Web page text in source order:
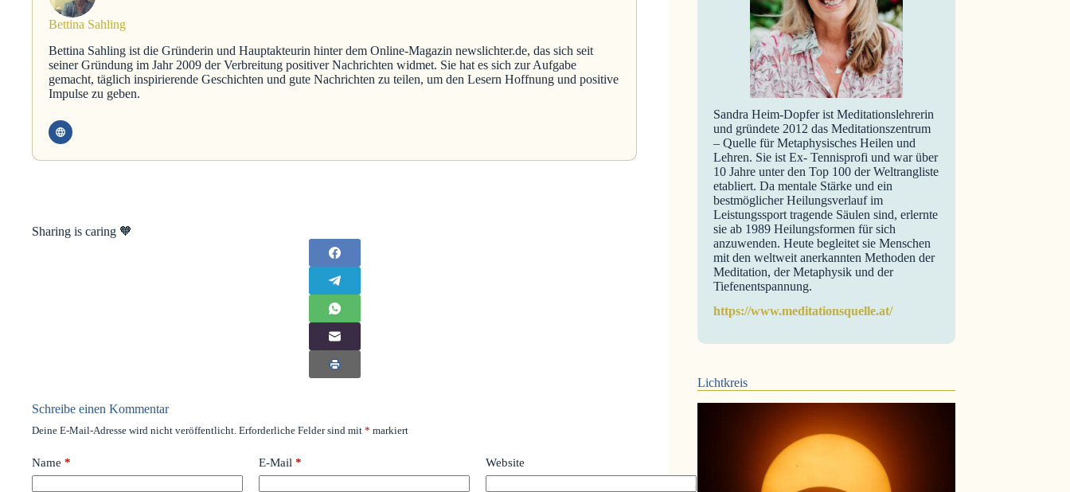
Sharing is caring 🧡
Bettina Sahling
Bettina Sahling ist die Gründerin und Hauptakteurin hinter dem Online-Magazin newslichter.de, das sich seit
seiner Gründung im Jahr 2009 der Verbreitung positiver Nachrichten widmet. Sie hat es sich zur Aufgabe
gemacht, täglich inspirierende Geschichten und gute Nachrichten zu teilen, um den Lesern Hoffnung und positive
Impulse zu geben.
Schreibe einen Kommentar
Deine E-Mail-Adresse wird nicht veröffentlicht. Erforderliche Felder sind mit * markiert
Name * E-Mail * Website
Sandra Heim-Dopfer ist Meditationslehrerin
und gründete 2012 das Meditationszentrum
– Quelle für Metaphysisches Heilen und
Lehren. Sie ist Ex- Tennisprofi und war über
10 Jahre unter den Top 100 der Weltrangliste
etabliert. Da mentale Stärke und ein
bestmöglicher Heilungsverlauf im
Leistungssport tragende Säulen sind, erlernte
sie ab 1989 Heilungsformen für sich
anzuwenden. Heute begleitet sie Menschen
mit den weltweit anerkannten Methoden der
Meditation, der Metaphysik und der
Tiefenentspannung.
https://www.meditationsquelle.at/
Lichtkreis